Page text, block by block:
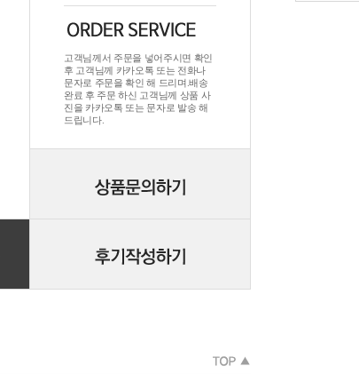
고객님께서 주문을 넣어주시면 확인
후 고객님께 카카오톡 또는 전화나
문자로 주문을 확인 해 드리며.배송
완료 후 주문 하신 고객님께 상품 사
진을 카카오톡 또는 문자로 발송 해
드립니다.